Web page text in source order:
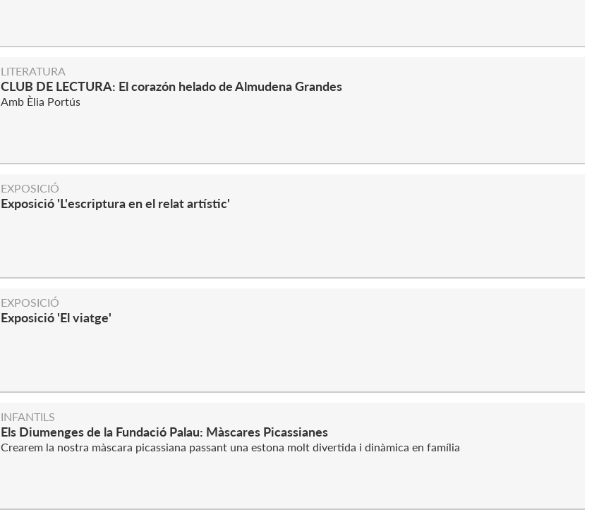
LITERATURA
CLUB DE LECTURA: El corazón helado de Almudena Grandes
Amb Èlia Portús
EXPOSICIÓ
Exposició 'L'escriptura en el relat artístic'
EXPOSICIÓ
Exposició 'El viatge'
INFANTILS
Els Diumenges de la Fundació Palau: Màscares Picassianes
Crearem la nostra màscara picassiana passant una estona molt divertida i dinàmica en família